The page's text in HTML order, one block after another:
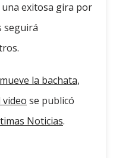
exitosa gira por
seguirá
la bachata,
se publicó
Noticias.